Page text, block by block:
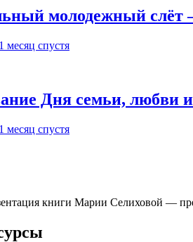
молодежный слёт
1 месяц спустя
Дня семьи, любви
1 месяц спустя
книги Марии Селиховой —